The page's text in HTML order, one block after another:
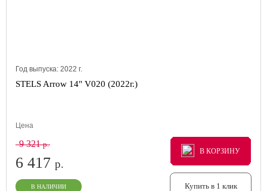
Год выпуска: 2022 г.
STELS Arrow 14" V020 (2022г.)
Цена
9 321р.
6 417 р.
В НАЛИЧИИ
В КОРЗИНУ
В КОРЗИНУ
В КОРЗИНУ
Купить в 1 клик